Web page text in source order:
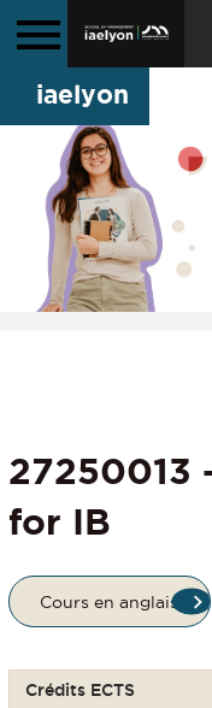
iaelyon
27250013
for IB
Cours en anglais
Crédits ECTS